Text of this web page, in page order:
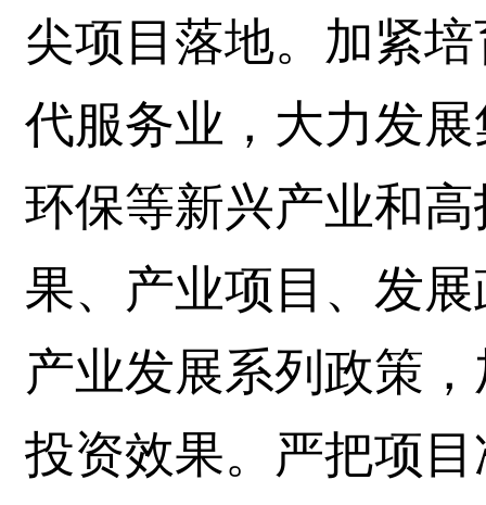
尖项目落地。加紧
代服务业，大力发
环保等新兴产业和
果、产业项目、发
产业发展系列政策
投资效果。严把项